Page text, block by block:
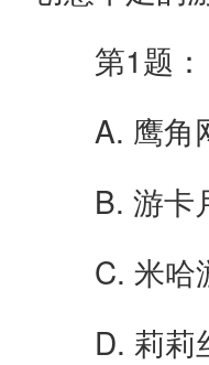
第1题
A. 鹰角
B. 游卡
C. 米哈
D. 莉莉